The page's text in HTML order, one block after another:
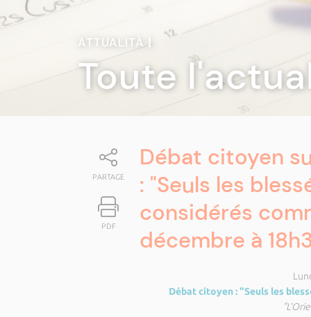
ATTUALITÀ|
Toute
PARTAGE
PDF
Débat citoyen
: "Seuls les
considérés
décembre à
Débat citoyen : "Seuls les